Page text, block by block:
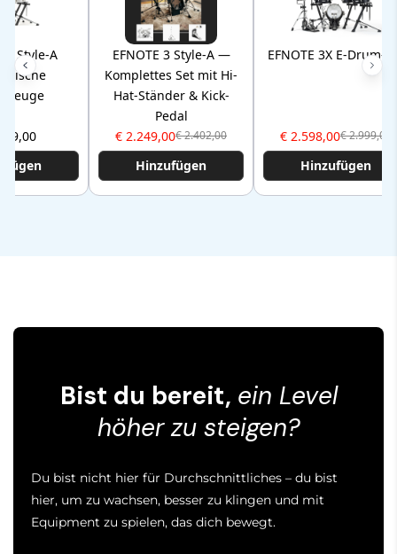
3 Style-A
EFNOTE 3 Style-A —
Komplettes Set mit Hi-
Hat-Ständer & Kick-
Pedal
€ 2.249,00€ 2.402,00
Hinzufügen
EFNOTE 3X E-Drum-
€ 2.598,00€ 2.999,00
Hinzufügen
Bist du bereit, ein Level
höher zu steigen?
Du bist nicht hier für Durchschnittliches – du bist
hier, um zu wachsen, besser zu klingen und mit
Equipment zu spielen, das dich bewegt.